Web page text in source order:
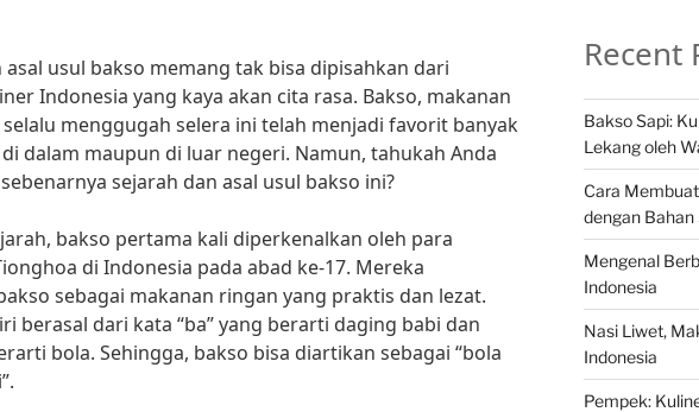
asal usul bakso memang tak bisa dipisahkan dari
Indonesia yang kaya akan cita rasa. Bakso, makanan
menggugah selera ini telah menjadi favorit banyak
dalam maupun di luar negeri. Namun, tahukah Anda
sejarah dan asal usul bakso ini?
bakso pertama kali diperkenalkan oleh para
di Indonesia pada abad ke-17. Mereka
sebagai makanan ringan yang praktis dan lezat.
berasal dari kata “ba” yang berarti daging babi dan
bola. Sehingga, bakso bisa diartikan sebagai “bola
Recent
Bakso Sapi:
Lekang oleh
Cara
dengan Bahan
Mengenal
Indonesia
Nasi Liwet,
Indonesia
Pempek: